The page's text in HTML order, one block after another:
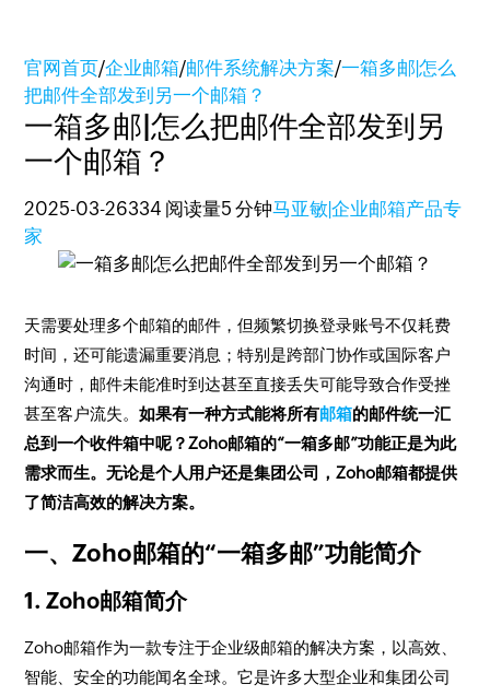
官网首页/企业邮箱/邮件系统解决方案/一箱多邮|怎么
把邮件全部发到另一个邮箱？
一箱多邮|怎么把邮件全部发到另
一个邮箱？
2025-03-26334 阅读量5 分钟马亚敏|企业邮箱产品专
家
天需要处理多个邮箱的邮件，但频繁切换登录账号不仅耗费
时间，还可能遗漏重要消息；特别是跨部门协作或国际客户
沟通时，邮件未能准时到达甚至直接丢失可能导致合作受挫
甚至客户流失。如果有一种方式能将所有邮箱的邮件统一汇
总到一个收件箱中呢？Zoho邮箱的“一箱多邮”功能正是为此
需求而生。无论是个人用户还是集团公司，Zoho邮箱都提供
了简洁高效的解决方案。
一、Zoho邮箱的“一箱多邮”功能简介
1. Zoho邮箱简介
Zoho邮箱作为一款专注于企业级邮箱的解决方案，以高效、
智能、安全的功能闻名全球。它是许多大型企业和集团公司